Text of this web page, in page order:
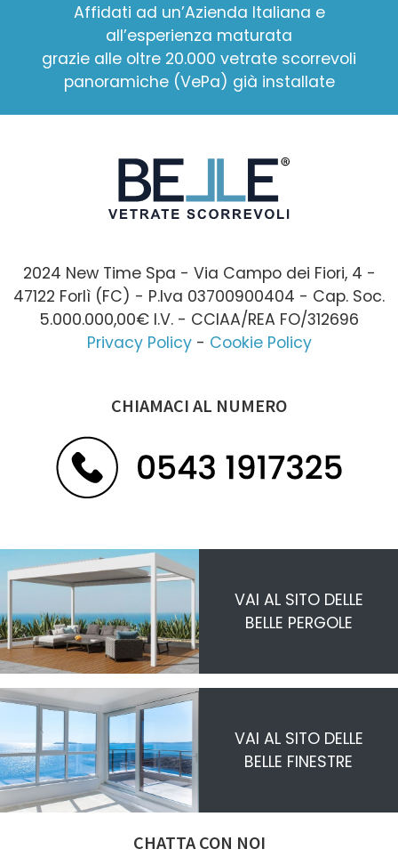
Affidati ad un’Azienda Italiana e
all’esperienza maturata
grazie alle oltre 20.000 vetrate scorrevoli
panoramiche (VePa) già installate
2024 New Time Spa - Via Campo dei Fiori, 4 -
47122 Forlì (FC) - P.Iva 03700900404 - Cap. Soc.
5.000.000,00€ I.V. - CCIAA/REA FO/312696
Privacy Policy- Cookie Policy
CHIAMACI AL NUMERO
VAI AL SITO DELLE
BELLE PERGOLE
VAI AL SITO DELLE
BELLE FINESTRE
CHATTA CON NOI